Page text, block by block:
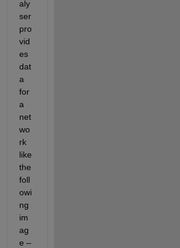
aly
ser
pro
vid
es
dat
for
a
net
wo
rk
like
the
foll
owi
ng
im
ag
e –